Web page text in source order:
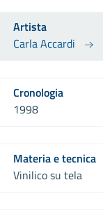
Artista
Carla Accardi
Cronologia
1998
Materia e tecnica
Vinilico su tela